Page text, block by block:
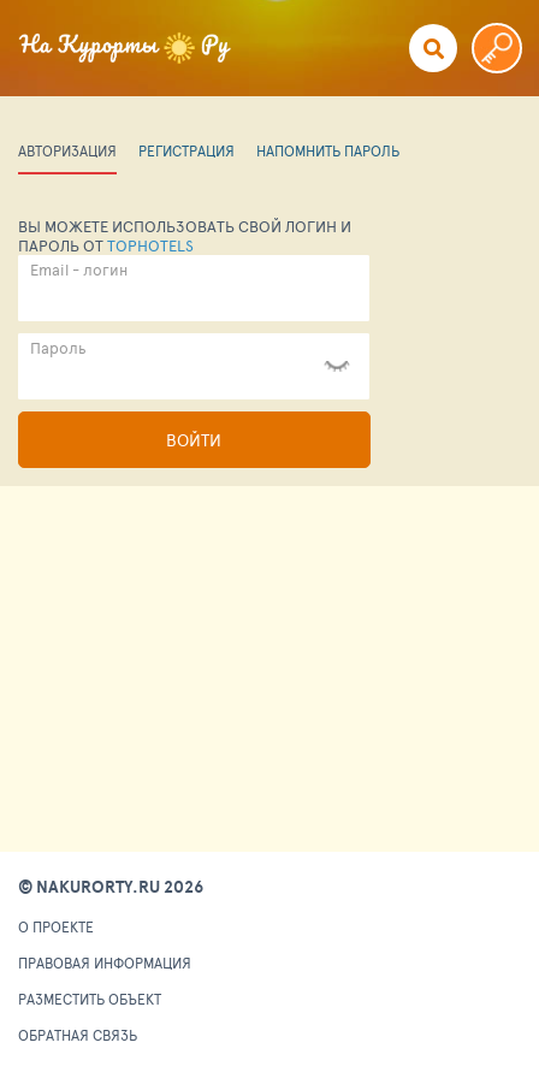
АВТОРИЗАЦИЯ РЕГИСТРАЦИЯ НАПОМНИТЬ ПАРОЛЬ
ВЫ МОЖЕТЕ ИСПОЛЬЗОВАТЬ СВОЙ ЛОГИН И
ПАРОЛЬ ОТTOPHOTELS
Email - логин
Пароль
ВОЙТИ
© NAKURORTY.RU 2026
О ПРОЕКТЕ
ПРАВОВАЯ ИНФОРМАЦИЯ
РАЗМЕСТИТЬ ОБЪЕКТ
ОБРАТНАЯ СВЯЗЬ